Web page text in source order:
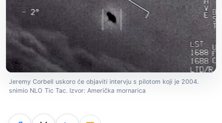
Jeremy Corbell uskoro će objaviti intervju s pilotom koji je 2004.
snimio NLO Tic Tac. Izvor: Američka mornarica